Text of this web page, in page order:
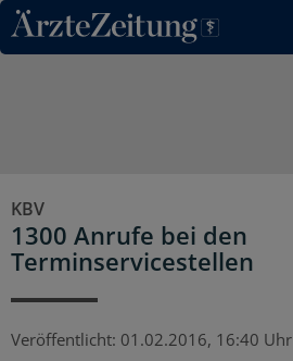
Direkt zum Inhaltsbereich
KBV
1300 Anrufe bei den
Terminservicestellen
Veröffentlicht: 01.02.2016, 16:40 Uhr